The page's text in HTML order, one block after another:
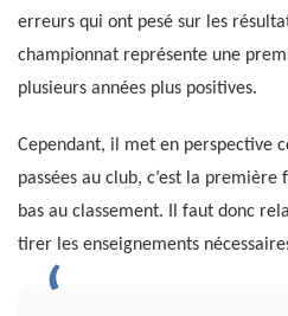
erreurs qui ont pesé sur les
championnat représente une
plusieurs années plus positives.
Cependant, il met en perspective
passées au club, c’est la première
bas au classement. Il faut donc
tirer les enseignements